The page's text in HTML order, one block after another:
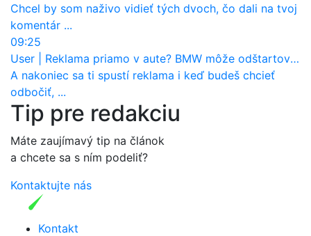
Chcel by som naživo vidieť tých dvoch, čo dali na tvoj
komentár ...
09:25
User
Reklama priamo v aute? BMW môže odštartovať nový trend
A nakoniec sa ti spustí reklama i keď budeš chcieť
odbočiť, ...
Tip pre redakciu
Máte zaujímavý tip na článok
a chcete sa s ním podeliť?
Kontaktujte nás
Kontakt